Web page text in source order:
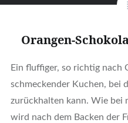
Orangen-
Ein fluffiger, so richtig nach
schmeckender Kuchen, bei
zurückhalten kann. Wie bei
wird nach dem Backen der